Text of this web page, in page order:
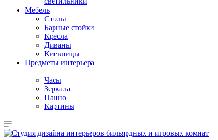
Мебель
Столы
Барные стойки
Кресла
Диваны
Киевницы
Предметы интерьера
Часы
Зеркала
Панно
Картины